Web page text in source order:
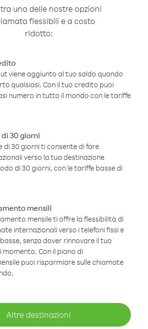
una delle nostre opzioni
flessibili e a costo
ridotto:
viene aggiunto al tuo saldo quando
qualsiasi. Con il tuo credito puoi
numero in tutto il mondo con le tariffe
30 giorni
di 30 giorni ti consente di fare
verso la tua destinazione
di 30 giorni, con le tariffe basse di
mensili
mensile ti offre la flessibilità di
internazionali verso i telefoni fissi e
senza dover rinnovare il tuo
momento. Con il piano di
puoi risparmiare sulle chiamate
Altre destinazioni